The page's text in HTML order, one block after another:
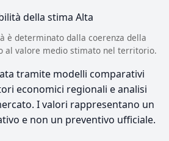
della stima Alta
è determinato dalla coerenza della
al valore medio stimato nel territorio.
tramite modelli comparativi
economici regionali e analisi
I valori rappresentano un
e non un preventivo ufficiale.